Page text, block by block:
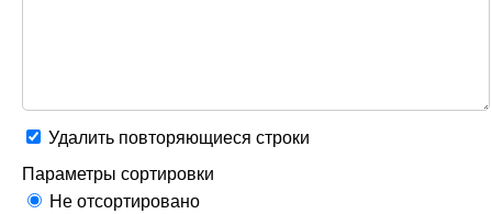
Удалить повторяющиеся строки
Параметры сортировки
Не отсортировано